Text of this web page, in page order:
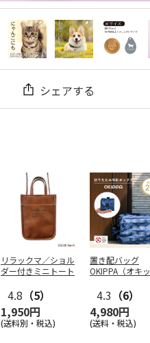
シェアする
リラックマ／ショル
ダー付きミニトート
4.8 （5）
1,950円
(送料別・税込)
置き配バッグ
OKIPPA（オキッ
4.3 （6）
4,980円
(送料・税込)